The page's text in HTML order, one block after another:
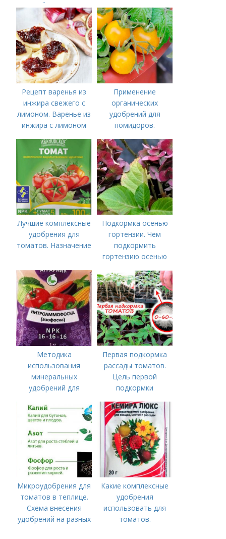
удобрения для
подкормки "по листу"
Рецепт варенья из
инжира свежего с
лимоном. Варенье из
инжира с лимоном
Применение
органических
удобрений для
помидоров.
удобрения для
томатов
Лучшие комплексные
удобрения для
томатов. Назначение
Подкормка осенью
гортензии. Чем
подкормить
гортензию осенью
Методика
использования
минеральных
удобрений для
Минеральное
питание
Первая подкормка
рассады томатов.
Цель первой
подкормки
Микроудобрения для
томатов в теплице.
Схема внесения
удобрений на разных
Какие комплексные
удобрения
использовать для
томатов.